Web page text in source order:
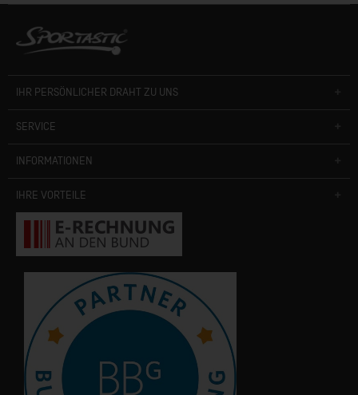
IHR PERSÖNLICHER DRAHT ZU UNS
SERVICE
INFORMATIONEN
IHRE VORTEILE